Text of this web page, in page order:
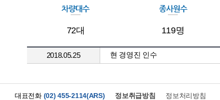
72대 119명
2018.05.25 현 경영진 인수
대표전화(02) 455-2114(ARS) 정보취급방침
정보처리방침